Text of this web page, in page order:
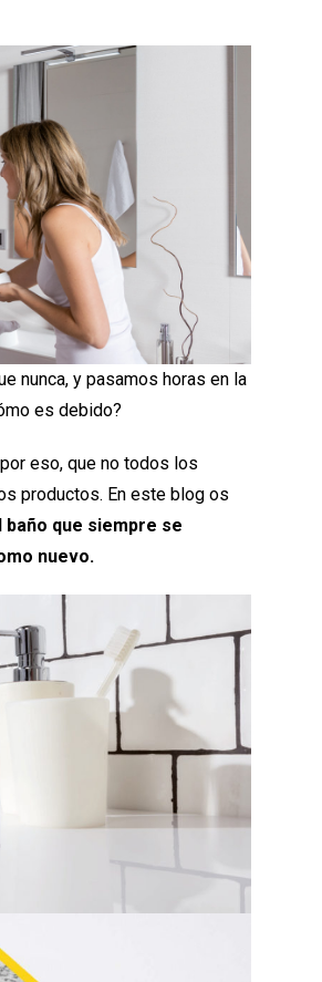
nunca, y pasamos horas en la
es debido?
eso, que no todos los
productos. En este blog os
que siempre se
nuevo.